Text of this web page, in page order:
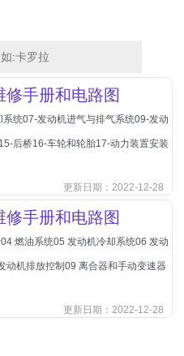
修手册和电路图
统07-发动机进气与排气系统09-发动
后桥16-车轮和轮胎17-动力装置安装
更新日期：2022-12-28
修手册和电路图
燃油系统05 发动机冷却系统06 发动
动机排放控制09 离合器和手动变速器
更新日期：2022-12-28